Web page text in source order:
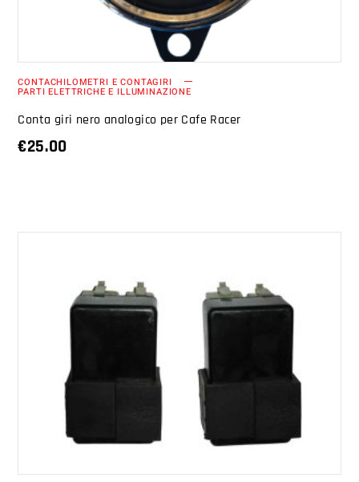
CONTACHILOMETRI E CONTAGIRI
PARTI ELETTRICHE E ILLUMINAZIONE
Conta giri nero analogico per Cafe Racer
€25.00
AGGIUNGI AL CARRELLO